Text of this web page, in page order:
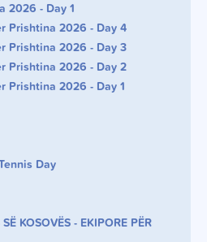
2026 - Day 1
Prishtina 2026 - Day 4
Prishtina 2026 - Day 3
Prishtina 2026 - Day 2
Prishtina 2026 - Day 1
Day
KOSOVËS - EKIPORE PËR